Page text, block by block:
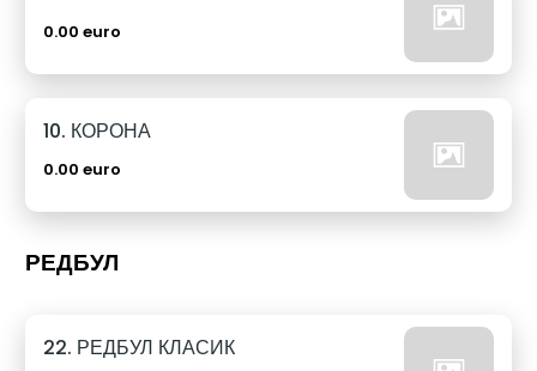
0.00 euro
10. КОРОНА
0.00 euro
РЕДБУЛ
22. РЕДБУЛ КЛАСИК